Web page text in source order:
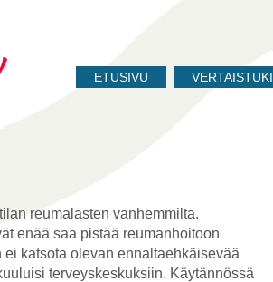
ETUSIVU VERTAISTUKI
reumalasten vanhemmilta.
enää saa pistää reumanhoitoon
ei katsota olevan ennaltaehkäisevää
terveyskeskuksiin. Käytännössä